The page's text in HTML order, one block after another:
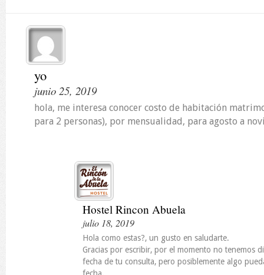
yo
junio 25, 2019
hola, me interesa conocer costo de habitación
para 2 personas), por mensualidad, para agosto a
Hostel Rincon Abuela
julio 18, 2019
Hola como estas?, un gusto en saludarte.
Gracias por escribir, por el momento no tenemos
fecha de tu consulta, pero posiblemente algo